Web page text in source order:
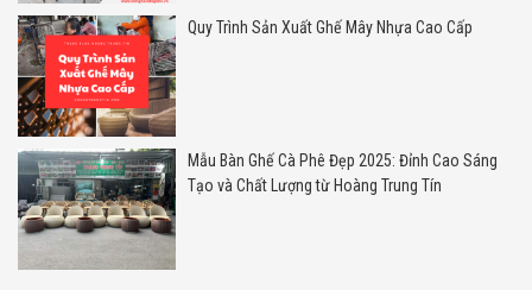
Quy Trình Sản Xuất Ghế Mây Nhựa Cao Cấp
Mẫu Bàn Ghế Cà Phê Đẹp 2025: Đỉnh Cao Sáng
Tạo và Chất Lượng từ Hoàng Trung Tín